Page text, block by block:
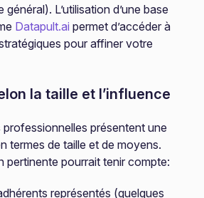
L’utilisation d’une base
Datapult.ai permet d’accéder à
pour affiner votre
la taille et l’influence
présentent une
termes de taille et de moyens.
pertinente pourrait tenir compte:
représentés (quelques